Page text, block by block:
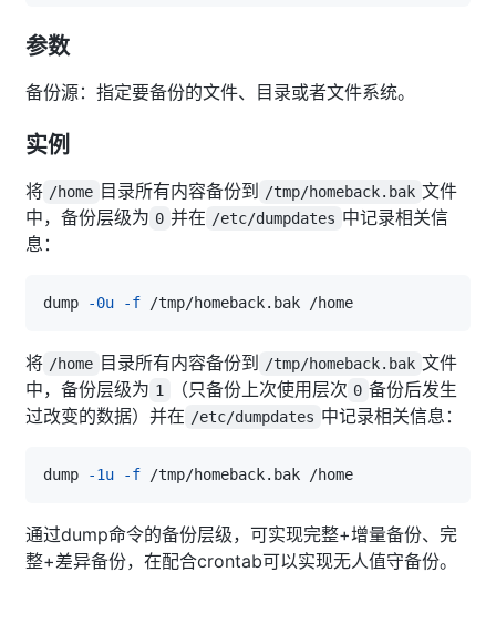
参数
备份源：指定要备份的文件、目录或者文件系统。
实例
将 /home 目录所有内容备份到 /tmp/homeback.bak 文件
中，备份层级为 0 并在 /etc/dumpdates 中记录相关信
息：
‍dump -0u -f
将 /home 目录所有内容备份到 /tmp/homeback.bak 文件
中，备份层级为 1 （只备份上次使用层次 0 备份后发生
过改变的数据）并在 /etc/dumpdates 中记录相关信息：
dump -1u -f
通过dump命令的备份层级，可实现完整+增量备份、完
整+差异备份，在配合crontab可以实现无人值守备份。